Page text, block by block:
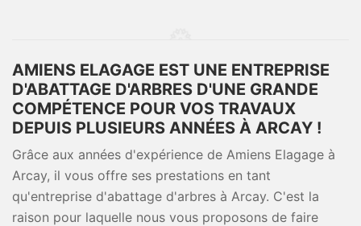
AMIENS ELAGAGE EST UNE ENTREPRISE
D'ABATTAGE D'ARBRES D'UNE GRANDE
COMPÉTENCE POUR VOS TRAVAUX
DEPUIS PLUSIEURS ANNÉES À ARCAY !
Grâce aux années d'expérience de Amiens Elagage à
Arcay, il vous offre ses prestations en tant
qu'entreprise d'abattage d'arbres à Arcay. C'est la
raison pour laquelle nous vous proposons de faire